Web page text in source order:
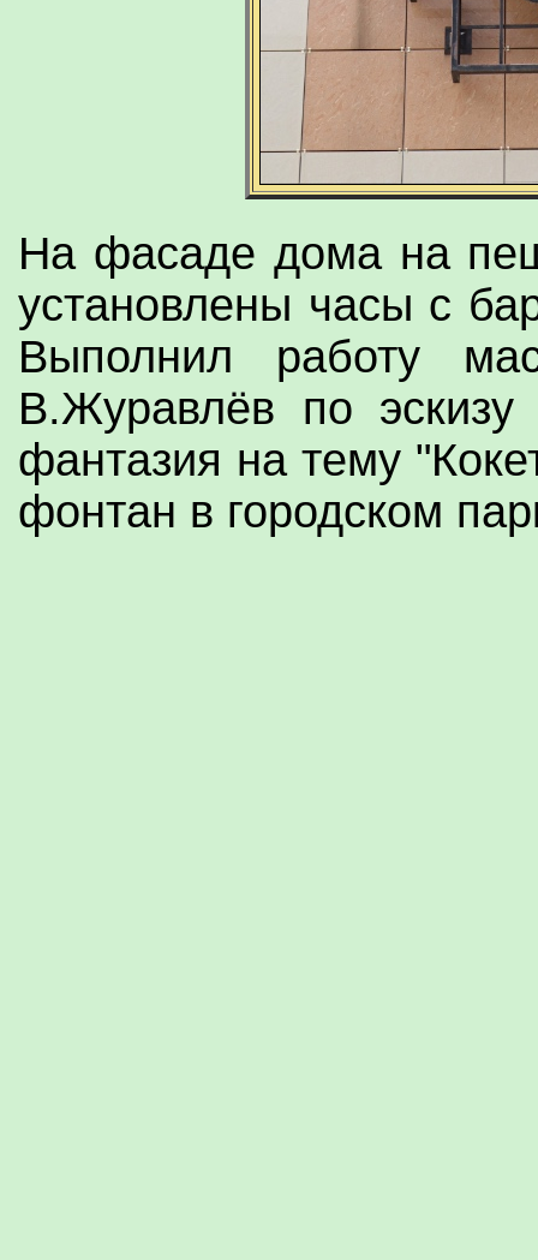
На фасаде дома на
установлены часы с
Выполнил работу
В.Журавлёв по
фантазия на тему
фонтан в городском